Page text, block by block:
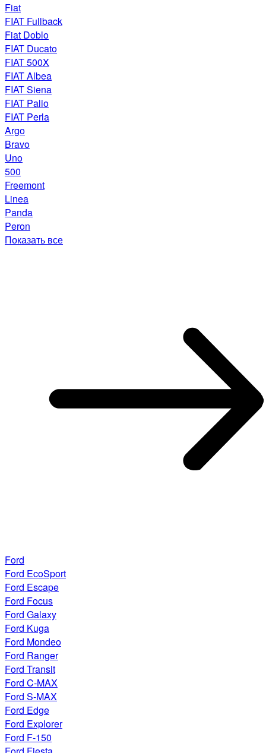
Fiat
FIAT Fullback
Fiat Doblo
FIAT Ducato
FIAT 500X
FIAT Albea
FIAT Siena
FIAT Palio
FIAT Perla
Argo
Bravo
Uno
500
Freemont
Linea
Panda
Peron
Показать все
Ford
Ford EcoSport
Ford Escape
Ford Focus
Ford Galaxy
Ford Kuga
Ford Mondeo
Ford Ranger
Ford Transit
Ford C-MAX
Ford S-MAX
Ford Edge
Ford Explorer
Ford F-150